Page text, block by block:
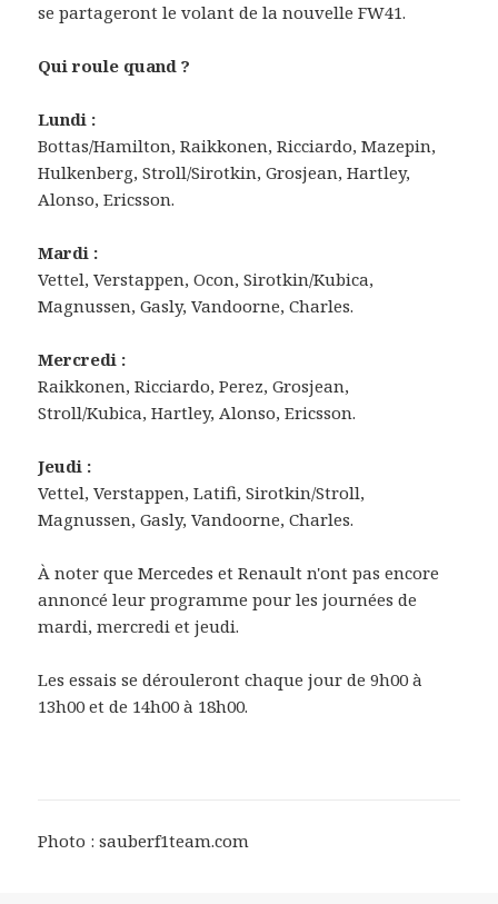
se partageront le volant de la nouvelle FW41.
Qui roule quand ?
Lundi :
Bottas/Hamilton, Raikkonen, Ricciardo, Mazepin,
Hulkenberg, Stroll/Sirotkin, Grosjean, Hartley,
Alonso, Ericsson.
Mardi :
Vettel, Verstappen, Ocon, Sirotkin/Kubica,
Magnussen, Gasly, Vandoorne, Charles.
Mercredi :
Raikkonen, Ricciardo, Perez, Grosjean,
Stroll/Kubica, Hartley, Alonso, Ericsson.
Jeudi :
Vettel, Verstappen, Latifi, Sirotkin/Stroll,
Magnussen, Gasly, Vandoorne, Charles.
À noter que Mercedes et Renault n'ont pas encore
annoncé leur programme pour les journées de
mardi, mercredi et jeudi.
Les essais se dérouleront chaque jour de 9h00 à
13h00 et de 14h00 à 18h00.
Photo : sauberf1team.com